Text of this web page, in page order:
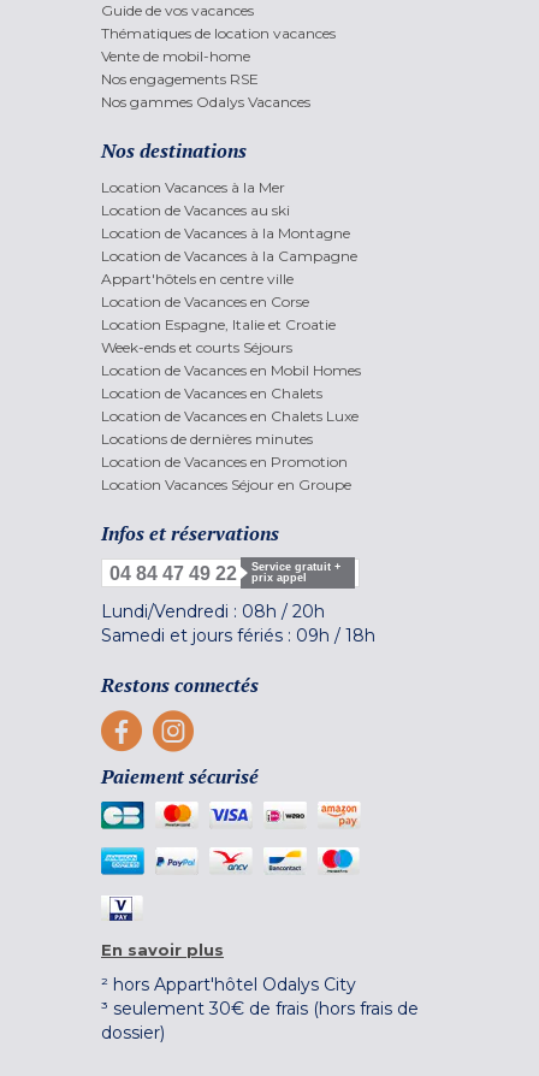
Guide de vos vacances
Thématiques de location vacances
Vente de mobil-home
Nos engagements RSE
Nos gammes Odalys Vacances
Nos destinations
Location Vacances à la Mer
Location de Vacances au ski
Location de Vacances à la Montagne
Location de Vacances à la Campagne
Appart'hôtels en centre ville
Location de Vacances en Corse
Location Espagne, Italie et Croatie
Week-ends et courts Séjours
Location de Vacances en Mobil Homes
Location de Vacances en Chalets
Location de Vacances en Chalets Luxe
Locations de dernières minutes
Location de Vacances en Promotion
Location Vacances Séjour en Groupe
Infos et réservations
04 84 47 49 22
Service gratuit +
prix appel
Lundi/Vendredi : 08h / 20h
Samedi et jours fériés : 09h / 18h
Restons connectés
Paiement sécurisé
En savoir plus
² hors Appart'hôtel Odalys City
³ seulement 30€ de frais (hors frais de
dossier)